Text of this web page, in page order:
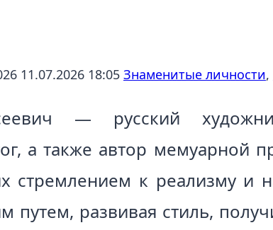
11.07.2026 18:05 Знаменитые личности,
— русский
а также автор мемуарной
стремлением к реализму и
путем, развивая стиль,